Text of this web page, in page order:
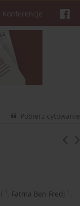
Konferencje
Pobierz cytowanie
1 , Fatma Ben Fredj 1 ,